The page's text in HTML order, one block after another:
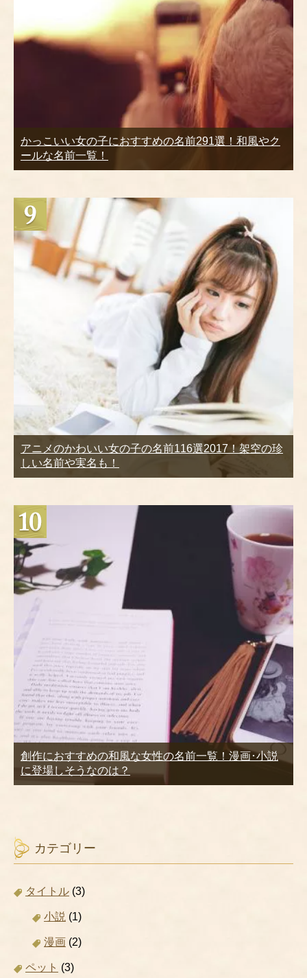
かっこいい女の子におすすめの名前291選！和風やク
ールな名前一覧！
アニメのかわいい女の子の名前116選2017！架空の珍
しい名前や実名も！
創作におすすめの和風な女性の名前一覧！漫画･小説
に登場しそうなのは？
カテゴリー
タイトル (3)
小説 (1)
漫画 (2)
ペット (3)